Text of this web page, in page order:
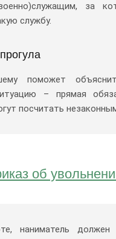
за
службу.
поможет
– прямая
посчитать
об
наниматель